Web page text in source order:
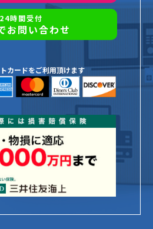
24時間受付
お問い合わせ
カードをご利用頂けます